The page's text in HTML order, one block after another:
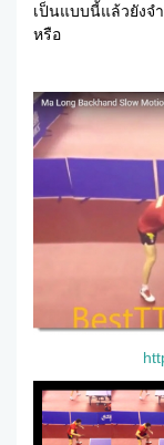
เป็นแบบนี้แล้วยังจ
หรือ